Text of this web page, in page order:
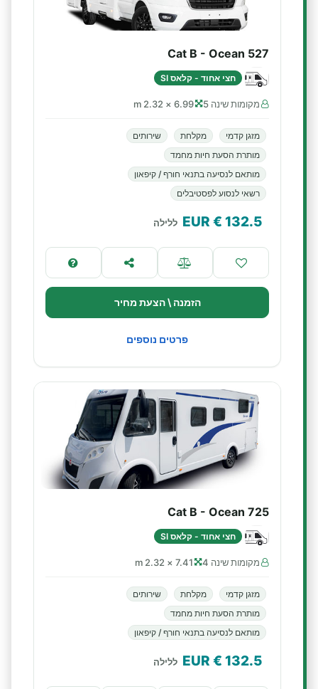
Cat B - Ocean 527
חצי אחוד - קלאס SI
מקומות שינה 5 6.99 × 2.32 m
מזגן קדמי מקלחת
שירותים
מותרת הסעת חיות מחמד
מותאם לנסיעה בתנאי חורף / קיפאון
רשאי לנסוע לפסטיבלים
132.5
€ EUR ללילה
הזמנה \ הצעת מחיר
פרטים נוספים
Cat B - Ocean 725
חצי אחוד - קלאס SI
מקומות שינה 4 7.41 × 2.32 m
מזגן קדמי מקלחת
שירותים
מותרת הסעת חיות מחמד
מותאם לנסיעה בתנאי חורף / קיפאון
132.5
€ EUR ללילה